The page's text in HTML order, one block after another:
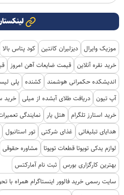
موزیک وایرال دیزلیران کانتین کود پتاس بالا
خرید نقره آنلاین قیمت ضایعات آهن امروز
اندیشکده حکمرانی هوشمند کشنده پلی
آپ تیون دریافت طلای آبشده از میلی خرید
خرید استارز تلگرام هتل یار نمایندگی
هدایای تبلیغاتی
غذای شرکتی تور استانبول
لوازم یدکی تویوتا قطعات تویوتا
مشاوره حقوقی
بهترین کارگزاری بورس ثبت نام آمارکتس
سایت رسمی خرید فالوور اینستاگرام همراه با